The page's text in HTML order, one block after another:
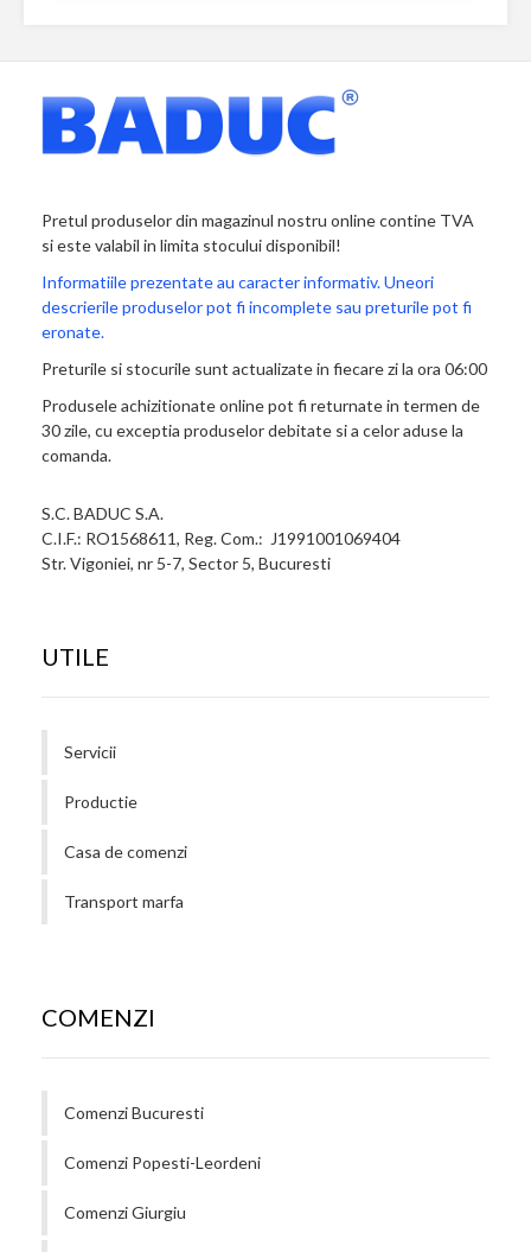
Pretul produselor din magazinul nostru online contine TVA
si este valabil in limita stocului disponibil!
Informatiile prezentate au caracter informativ. Uneori
descrierile produselor pot fi incomplete sau preturile pot fi
eronate.
Preturile si stocurile sunt actualizate in fiecare zi la ora 06:00
Produsele achizitionate online pot fi returnate in termen de
30 zile, cu exceptia produselor debitate si a celor aduse la
comanda.
S.C. BADUC S.A.
C.I.F.: RO1568611, Reg. Com.: J1991001069404
Str. Vigoniei, nr 5-7, Sector 5, Bucuresti
UTILE
Servicii
Productie
Casa de comenzi
Transport marfa
COMENZI
Comenzi Bucuresti
Comenzi Popesti-Leordeni
Comenzi Giurgiu